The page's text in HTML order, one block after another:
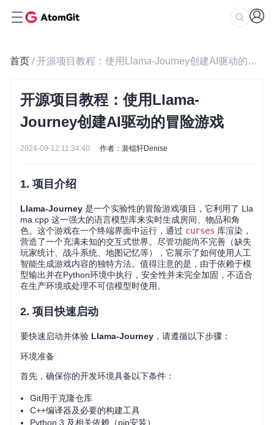
首页 / 开源项目教程：使用Llama-Journey创建AI驱动的冒险游戏
开源项目教程：使用Llama-
Journey创建AI驱动的冒险游戏
2024-09-12 11:34:40 作者：裴锟轩Denise
1. 项目介绍
Llama-Journey 是一个实验性的冒险游戏项目，它利用了 Lla
ma.cpp 这一强大的语言模型库来实时生成房间、物品和角
色。这个游戏在一个终端界面中运行，通过 curses 库渲染，
营造了一个充满未知的交互式世界。尽管功能尚不完善（缺失
玩家统计、战斗系统、地图记忆等），它展示了如何使用人工
智能生成游戏内容的独特方法。值得注意的是，由于依赖于模
型输出并在Python环境中执行，安全性并未完全加固，不适合
在生产环境或处理不可信模型时使用。
2. 项目快速启动
要快速启动并体验 Llama-Journey ，请遵循以下步骤：
环境准备
首先，确保你的开发环境具备以下条件：
Git用于克隆仓库
C++编译器及必要的构建工具
Python 3 及相关依赖（pip安装）